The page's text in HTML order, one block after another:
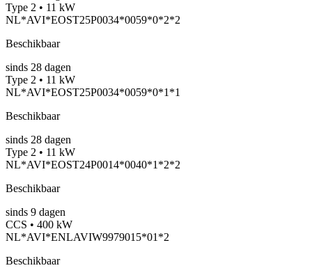
Type 2 • 11 kW
NL*AVI*EOST25P0034*0059*0*2*2
Beschikbaar
sinds 28 dagen
Type 2 • 11 kW
NL*AVI*EOST25P0034*0059*0*1*1
Beschikbaar
sinds 28 dagen
Type 2 • 11 kW
NL*AVI*EOST24P0014*0040*1*2*2
Beschikbaar
sinds 9 dagen
CCS • 400 kW
NL*AVI*ENLAVIW9979015*01*2
Beschikbaar